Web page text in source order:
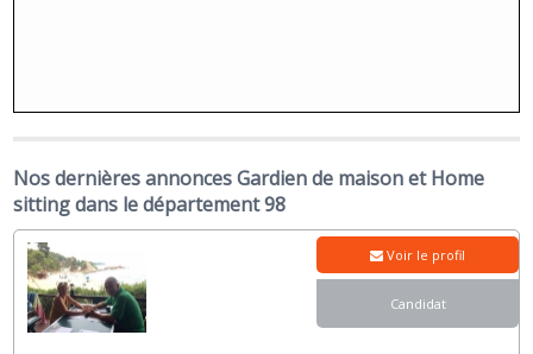
Nos dernières annonces Gardien de maison et Home
sitting dans le département 98
Voir le profil
Candidat